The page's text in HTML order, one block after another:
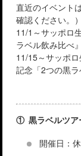
直近のイベント
確認ください。）
11/1～サッポロ
ラベル飲み比べ
11/15～サッポ
記念「2つの黒
① 黒ラベルツア
開催日：